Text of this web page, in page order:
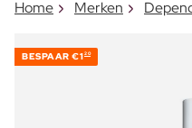
ITEM
Vaak
Home Merken
BESPAAR €120